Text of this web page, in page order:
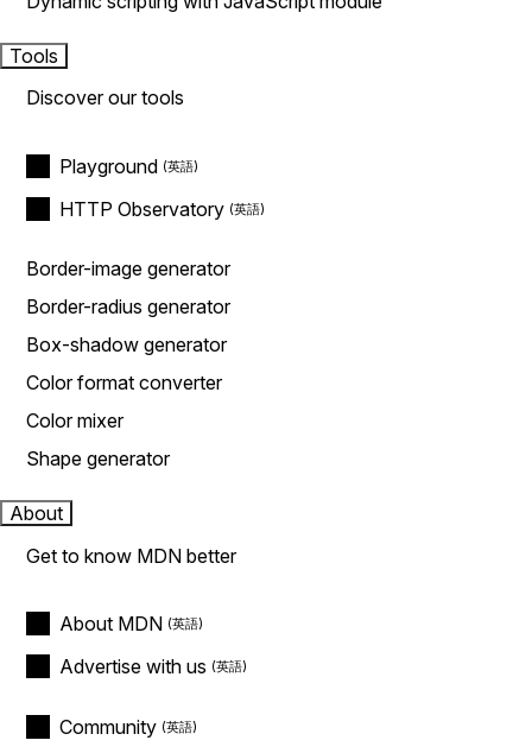
Tools
Discover our tools
Playground
HTTP Observatory
Border-image generator
Border-radius generator
Box-shadow generator
Color format converter
Color mixer
Shape generator
About
Get to know MDN better
About MDN
Advertise with us
Community